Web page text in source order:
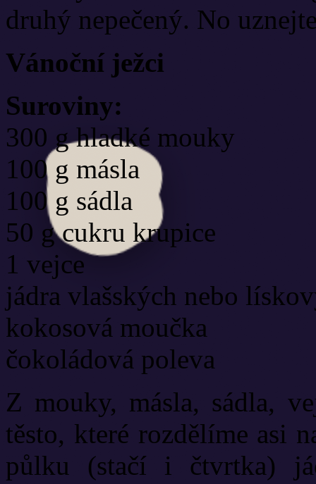
druhý nepečený. No
Vánoční ježci
Suroviny:
300 g hladké mouky
100 g másla
100 g sádla
50 g cukru krupice
1 vejce
jádra vlašských nebo
kokosová moučka
čokoládová poleva
Z mouky, másla, sádla,
těsto, které rozdělíme asi
půlku (stačí i čtvrtka)